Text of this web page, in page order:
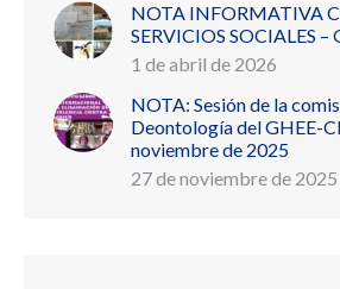
NOTA INFORMATIVA
SERVICIOS SOCIALES –
1 de abril de 2026
NOTA: Sesión de la
Deontología del GHEE-
noviembre de 2025
27 de noviembre de 2025